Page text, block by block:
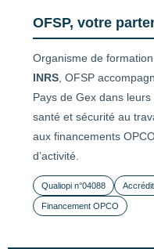
OFSP, votre
Organisme de
INRS , OFSP
Pays de Gex dans
santé et sécurité au
aux financements
d’activité.
Qualiopi n°04088
Financement OPCO